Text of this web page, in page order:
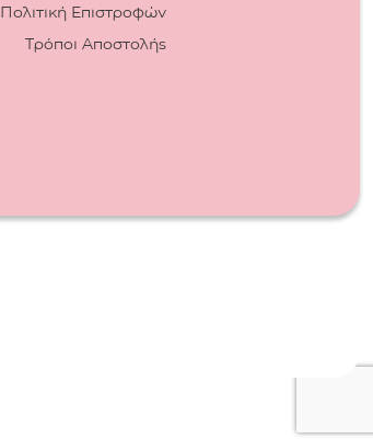
Πολιτική Επιστροφών
Τρόποι Αποστολής